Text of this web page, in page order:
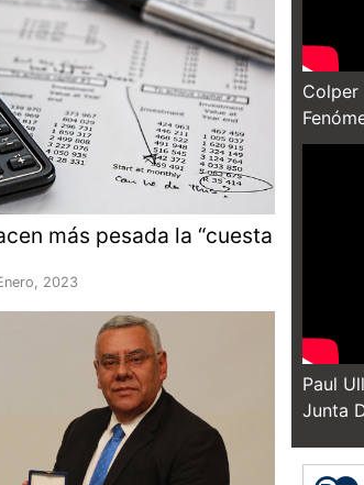
más pesada la “cuesta
2023
Paul
Junta